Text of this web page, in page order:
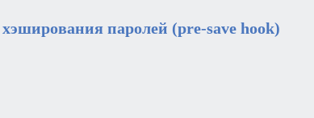
паролей (pre-save hook)